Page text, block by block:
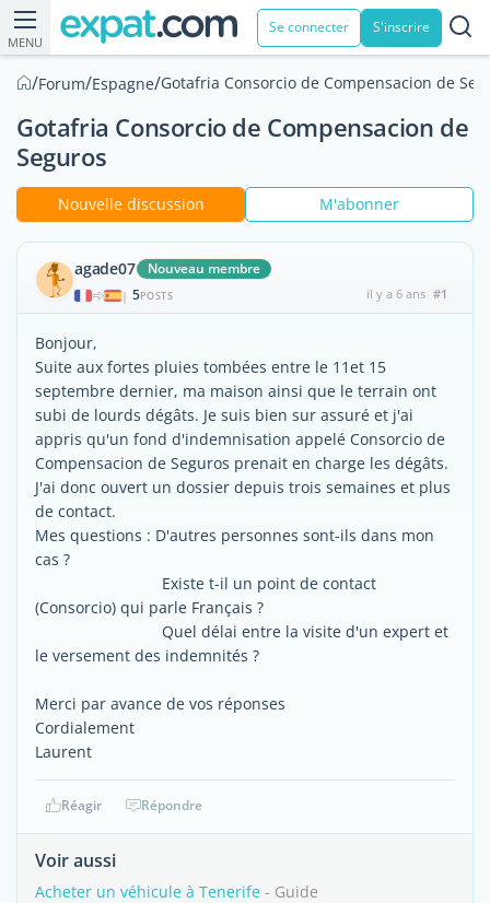
MENU
Se connecter S'inscrire
/Forum/Espagne/Gotafria Consorcio de Compensacion de
Gotafria Consorcio de Compensacion de
Seguros
Nouvelle discussion M'abonner
agade07 Nouveau membre
| 5POSTS il y a 6 ans #1
Bonjour,
Suite aux fortes pluies tombées entre le 11et 15
septembre dernier, ma maison ainsi que le terrain ont
subi de lourds dégâts. Je suis bien sur assuré et j'ai
appris qu'un fond d'indemnisation appelé Consorcio de
Compensacion de Seguros prenait en charge les dégâts.
J'ai donc ouvert un dossier depuis trois semaines et plus
de contact.
Mes questions : D'autres personnes sont-ils dans mon
cas ?
Existe t-il un point de contact
(Consorcio) qui parle Français ?
Quel délai entre la visite d'un expert et
le versement des indemnités ?
Merci par avance de vos réponses
Cordialement
Laurent
Réagir Répondre
Voir aussi
Acheter un véhicule à Tenerife - Guide